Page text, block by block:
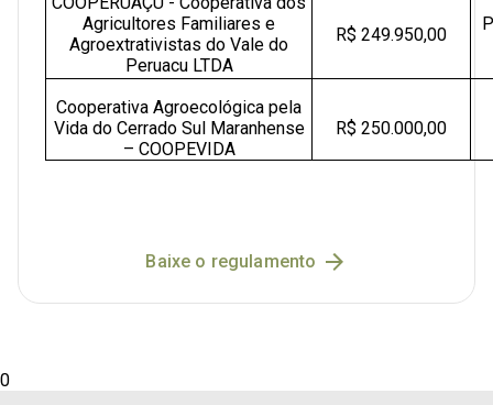
Agricultores Familiares e
Agroextrativistas do Vale do
Peruacu LTDA
R$ 249.950,00
Cooperativa Agroecológica pela
Vida do Cerrado Sul Maranhense
– COOPEVIDA
R$ 250.000,00
Baixe o regulamento
0